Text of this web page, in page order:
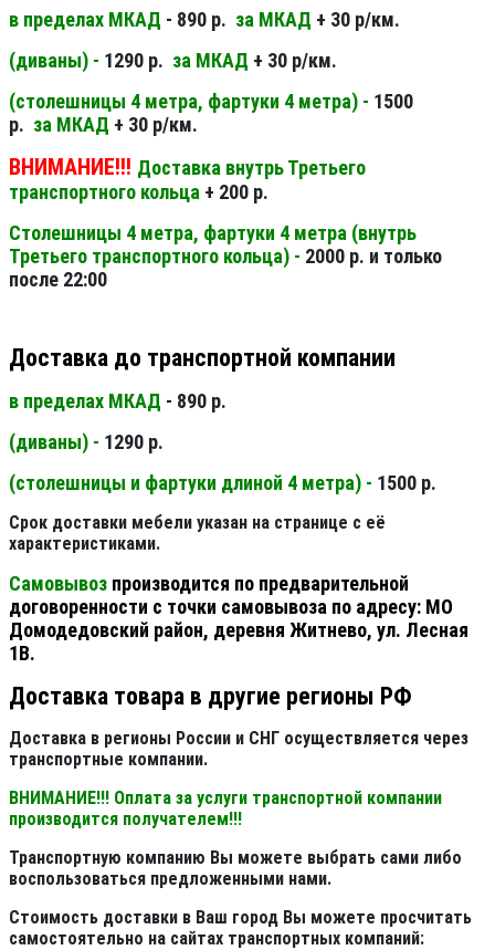
в пределах МКАД - 890 р. за МКАД + 30 р/км.
(диваны) - 1290 р. за МКАД + 30 р/км.
(столешницы 4 метра, фартуки 4 метра) - 1500
р. за МКАД + 30 р/км.
ВНИМАНИЕ!!! Доставка внутрь Третьего
транспортного кольца + 200 р.
Столешницы 4 метра, фартуки 4 метра (внутрь
Третьего транспортного кольца) - 2000 р. и только
после 22:00
Доставка до транспортной компании
в пределах МКАД - 890 р.
(диваны) - 1290 р.
(столешницы и фартуки длиной 4 метра) - 1500 р.
Срок доставки мебели указан на странице с её
характеристиками.
Самовывоз производится по предварительной
договоренности с точки самовывоза по адресу: МО
Домодедовский район, деревня Житнево, ул. Лесная
1В.
Доставка товара в другие регионы РФ
Доставка в регионы России и СНГ осуществляется через
транспортные компании.
ВНИМАНИЕ!!! Оплата за услуги транспортной компании
производится получателем!!!
Транспортную компанию Вы можете выбрать сами либо
воспользоваться предложенными нами.
Стоимость доставки в Ваш город Вы можете просчитать
самостоятельно на сайтах транспортных компаний: